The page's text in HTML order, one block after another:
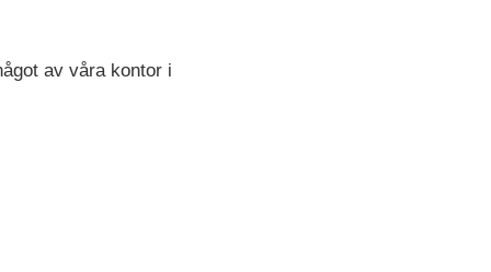
av våra kontor i